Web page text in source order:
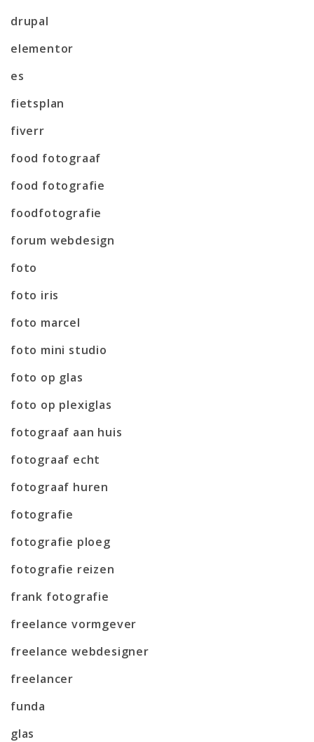
drupal
elementor
es
fietsplan
fiverr
food fotograaf
food fotografie
foodfotografie
forum webdesign
foto
foto iris
foto marcel
foto mini studio
foto op glas
foto op plexiglas
fotograaf aan huis
fotograaf echt
fotograaf huren
fotografie
fotografie ploeg
fotografie reizen
frank fotografie
freelance vormgever
freelance webdesigner
freelancer
funda
glas